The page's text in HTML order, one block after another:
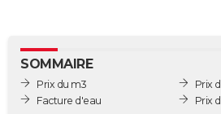
Art de vivre
Bien-être
Loisirs
Mode
Modes de vie
SANTE
Alimentation
Guide de la santé
Maladies
Médicaments
Sommeil
VOYAGE
SOMMAIRE
Prix du m3
Facture d'eau
Prix
Prix